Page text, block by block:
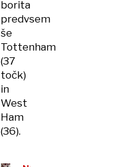
borita
predvsem
še
Tottenham
(37
točk)
in
West
Ham
(36).